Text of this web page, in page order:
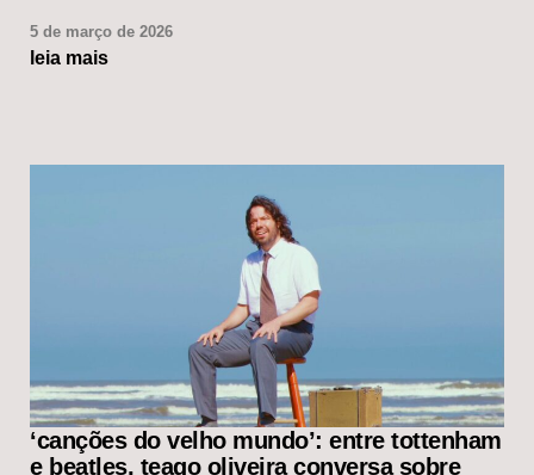
5 de março de 2026
leia mais
‘canções do velho mundo’: entre tottenham
e beatles, teago oliveira conversa sobre